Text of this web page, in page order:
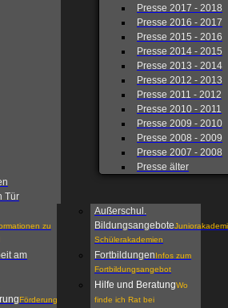
Presse 2017 - 2018
Presse 2016 - 2017
Presse 2015 - 2016
Presse 2014 - 2015
Presse 2013 - 2014
Presse 2012 - 2013
Presse 2011 - 2012
Presse 2010 - 2011
Presse 2009 - 2010
Presse 2008 - 2009
Presse 2007 - 2008
Presse älter
Tür
zu
am
Förderung
Außerschul.
Bildungsangebote
Schülerakademien
FortbildungenInfos zum
Fortbildungsangebot
Hilfe und BeratungWo
finde ich Rat bei